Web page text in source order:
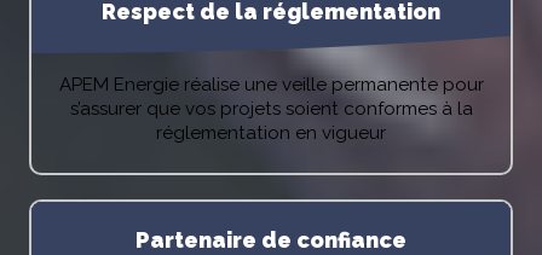
Respect de la réglementation
APEM Energie réalise une veille permanente pour
s’assurer que vos projets soient conformes à la
réglementation en vigueur
Partenaire de confiance